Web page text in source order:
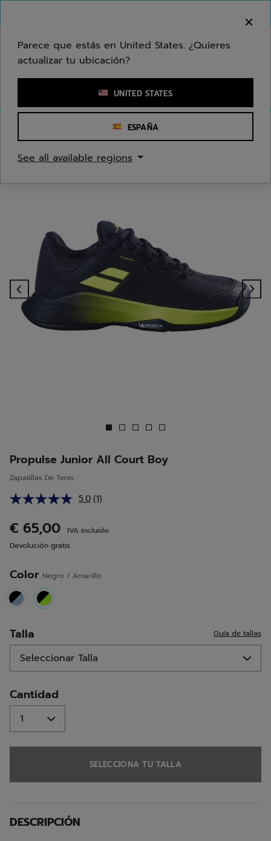
Ingresar una palabra clave o un número de artículo
Previous
Propulse Junior All Court Boy
Zapatillas De Tenis
5.0 Lea
Enlace
página.
(1)
€ 65,00
IVA incluido
Devolución gratis
Color Negro / Amarillo
selected
Talla Guía de tallas
Cantidad
SELECCIONA TU TALLA
DESCRIPCIÓN
Parece que estás en United States. ¿Quieres
actualizar tu ubicación?
UNITED STATES
ESPAÑA
See all available regions